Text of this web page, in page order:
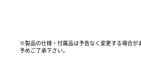
※製品の仕様・付属品は予告なく変更する場合が
予めご了承下さい。